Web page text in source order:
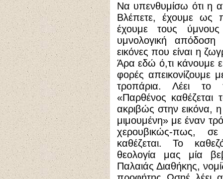
Να υπενθυμίσω ότι η
Βλέπετε, έχουμε ως
έχουμε τους
υμνολογική απόδοση
εικόνες που είναι η
Άρα εδώ ό,τι κάνουμε
φορές απεικονίζουμε
τροπάρια. Λέει το
«Παρθένος καθέζεται
ακριβώς στην εικόνα,
μιμουμένη» με έναν
χερουβικώς-πως,
καθέζεται. Το
θεολογία μας μία
Παλαιάς Διαθήκης,